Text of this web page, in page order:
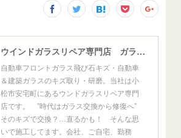
ウインドガラスリペア専門店 ガラスリペア・ヨシダ グラスウェルドジャパン 正規施工店 小松市
自動車フロントガラス飛び石キズ・自動車
＆建築ガラスのキズ取り・研磨。当社は小
松市安宅町にあるウンドガラスリペア専門
店です。 ”時代はガラス交換から修復へ”
そのキズで交換？…直るかも！ そんな思
いで施工してます。会社、ご自宅、勤務